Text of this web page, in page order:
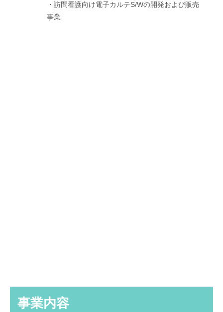
居宅介護支援事業
・訪問看護向け電子カルテS/Wの開発および販売
事業
事業内容